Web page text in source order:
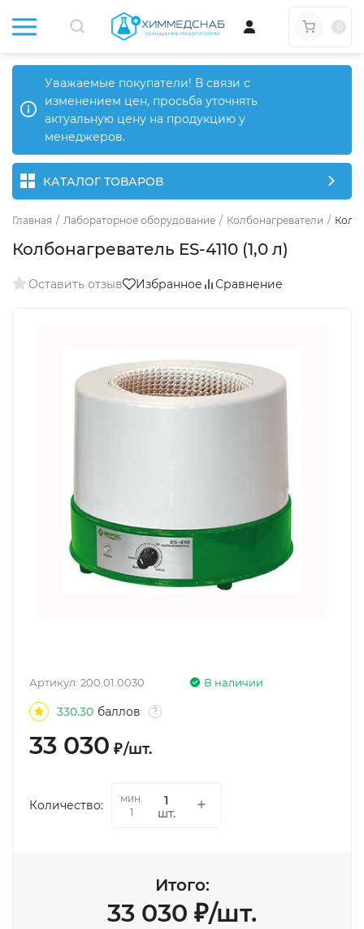
Уважаемые покупатели! В связи с
изменением цен, просьба уточнять
актуальную цену на продукцию у
менеджеров.
КАТАЛОГ ТОВАРОВ
Главная / Лабораторное оборудование / Колбонагреватели /
Колбонагреватель ES-4110 (1,0 л)
Оставить отзыв Избранное Сравнение
В наличии
Артикул: 200.01.0030
330.30 баллов ?
33 030 ₽/шт.
Количество:
мин.
1
шт.
Итого:
33 030 ₽/шт.